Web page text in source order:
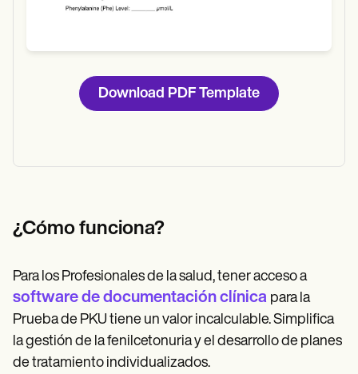
Download PDF Template
¿Cómo funciona?
Para los Profesionales de la salud, tener acceso a
software de documentación clínica para la
Prueba de PKU tiene un valor incalculable. Simplifica
la gestión de la fenilcetonuria y el desarrollo de planes
de tratamiento individualizados.